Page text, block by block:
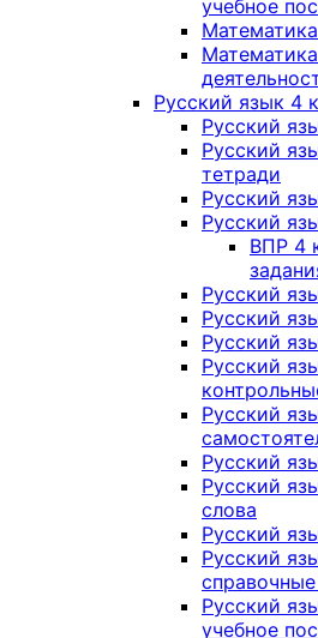
учебное
Русский язык 4
Русский
Русский
тетради
Русский
Русский
ВПР 4
Русский
Русский
Русский
Русский
Русский
Русский
Русский
слова
Русский
Русский
Русский
учебное